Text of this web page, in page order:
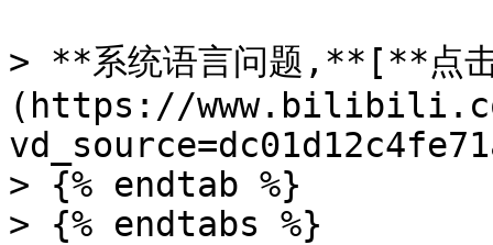
> **系统语言问题,**[**点
(https://
> {% endtab %}
> {% endtabs %}